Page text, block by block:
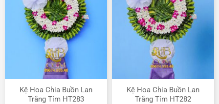
Kệ Hoa Chia Buồn Lan
Trắng Tím HT283
Kệ Hoa Chia Buồn Lan
Trắng Tím HT282